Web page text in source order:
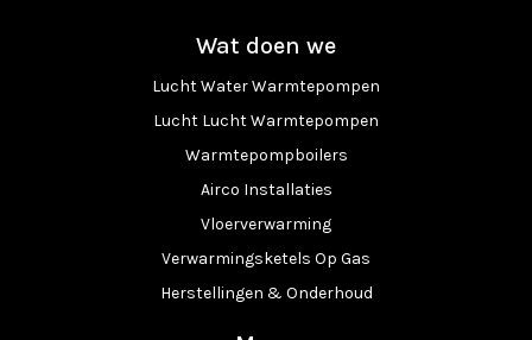
Wat doen we
Lucht Water Warmtepompen
Lucht Lucht Warmtepompen
Warmtepompboilers
Airco Installaties
Vloerverwarming
Verwarmingsketels Op Gas
Herstellingen & Onderhoud